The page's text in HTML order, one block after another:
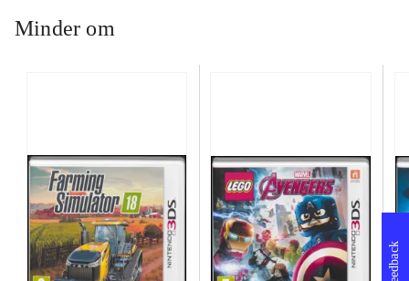
Minder om
Feedback